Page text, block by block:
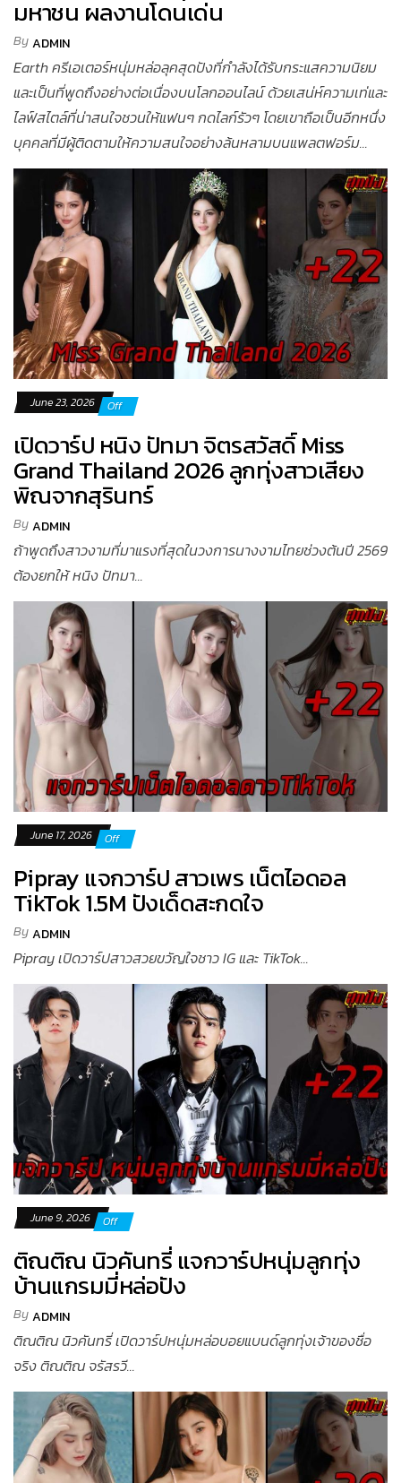
มหาชน ผลงานโดนเด่น
ByADMIN
Earth ครีเอเตอร์หนุ่มหล่อลุคสุดปังที่กำลังได้รับกระแสความนิยม
และเป็นที่พูดถึงอย่างต่อเนื่องบนโลกออนไลน์ ด้วยเสน่ห์ความเท่และ
ไลฟ์สไตล์ที่น่าสนใจชวนให้แฟนๆ กดไลก์รัวๆ โดยเขาถือเป็นอีกหนึ่ง
บุคคลที่มีผู้ติดตามให้ความสนใจอย่างล้นหลามบนแพลตฟอร์ม...
June 23, 2026 Off
เปิดวาร์ป หนิง ปัทมา จิตรสวัสดิ์ Miss
Grand Thailand 2026 ลูกทุ่งสาวเสียง
พิณจากสุรินทร์
ByADMIN
ถ้าพูดถึงสาวงามที่มาแรงที่สุดในวงการนางงามไทยช่วงต้นปี 2569
ต้องยกให้ หนิง ปัทมา...
June 17, 2026 Off
Pipray แจกวาร์ป สาวเพร เน็ตไอดอล
TikTok 1.5M ปังเด็ดสะกดใจ
ByADMIN
Pipray เปิดวาร์ปสาวสวยขวัญใจชาว IG และ TikTok...
June 9, 2026 Off
ติณติณ นิวคันทรี่ แจกวาร์ปหนุ่มลูกทุ่ง
บ้านแกรมมี่หล่อปัง
ByADMIN
ติณติณ นิวคันทรี่ เปิดวาร์ปหนุ่มหล่อบอยแบนด์ลูกทุ่งเจ้าของชื่อ
จริง ติณติณ จรัสรวี...